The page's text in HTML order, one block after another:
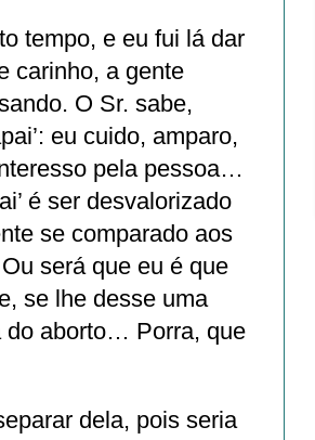
tempo, e eu fui lá dar
carinho, a gente
O Sr. sabe,
eu cuido, amparo,
pela pessoa…
é ser desvalorizado
se comparado aos
será que eu é que
se lhe desse uma
do aborto… Porra, que
dela, pois seria